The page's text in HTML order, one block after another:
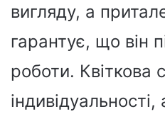
вигляду, а
гарантує, що він
роботи. Квіткова
індивідуальності,